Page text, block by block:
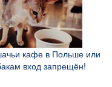
кафе в Польше или
вход запрещён!